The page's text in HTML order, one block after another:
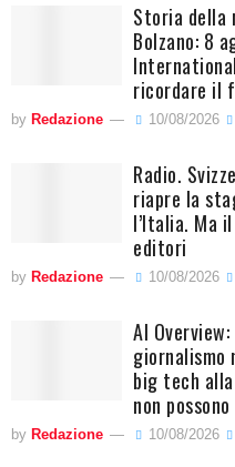
Storia della
Bolzano: 8
ricordare il
by Redazione 10/08/2026
Radio.
riapre la
l’Italia. Ma
editori
by Redazione 10/08/2026
AI
big tech
non
by Redazione 10/08/2026